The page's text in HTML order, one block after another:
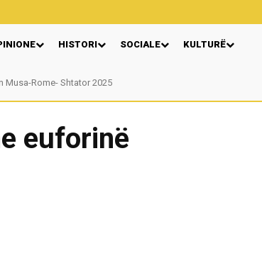
HISTORI SOCIALE KULTURË
Musa-Rome- Shtator 2025
Dedaj
euforinë